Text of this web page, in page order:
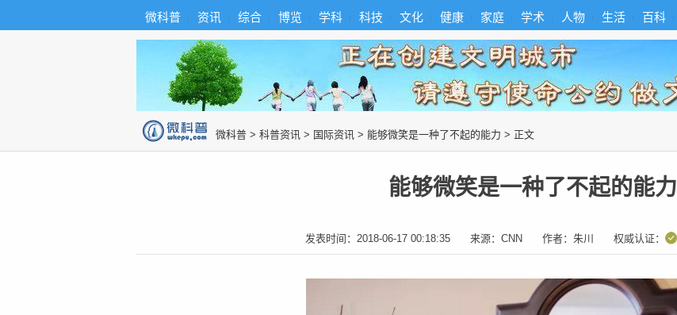
微科普 资讯 综合 博览 学科 科技 文化 健康 家庭 学术 人物 生活 百科
微科普 > 科普资讯 > 国际资讯 > 能够微笑是一种了不起的能力 > 正文
能够微笑是一种了不起的能力
发表时间： 2018-06-17 00:18:35 来源： CNN 作者： 朱川 权威认证：